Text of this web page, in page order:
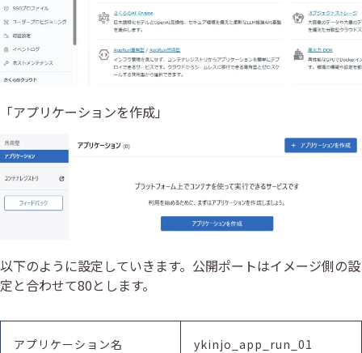
「アプリケーションを作成」
以下のように設定していきます。公開ポートはイメージ側の設
定と合わせて80とします。
アプリケーション名 ykinjo_app_run_01